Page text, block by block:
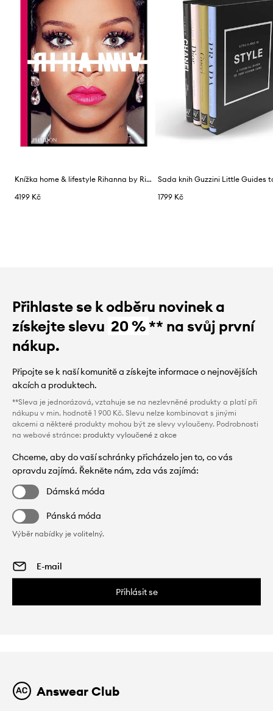
Knížka home & lifestyle Rihanna by Rihanna, English
4199 Kč
1799 Kč
Přihlaste se k odběru novinek a
získejte slevu 20 %** na svůj první
nákup.
Připojte se k naší komunitě a získejte informace o nejnovějších
akcích a produktech.
**Sleva je jednorázová, vztahuje se na nezlevněné produkty a platí při
nákupu v min. hodnotě 1 900 Kč. Slevu nelze kombinovat s jinými
akcemi a některé produkty mohou být ze slevy vyloučeny. Podrobnosti
na webové stránce: produkty vyloučené z akce
Chceme, aby do vaší schránky přicházelo jen to, co vás
opravdu zajímá. Řekněte nám, zda vás zajímá:
Dámská móda
Pánská móda
Výběr nabídky je volitelný.
Přihlásit se
Answear Club